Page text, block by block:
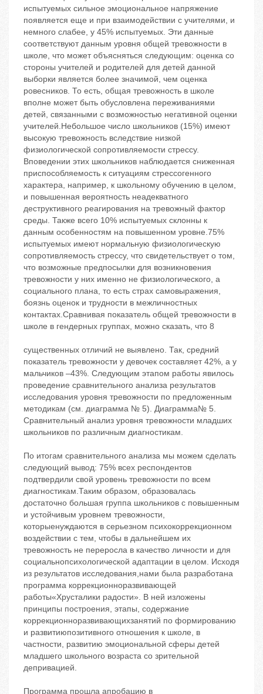
испытуемых сильное эмоциональное напряжение
появляется еще и при взаимодействии с учителями, и
немного слабее, у 45% испытуемых. Эти данные
соответствуют данным уровня общей тревожности в
школе, что может объясняться следующим: оценка со
стороны учителей и родителей для детей данной
выборки является более значимой, чем оценка
ровесников. То есть, общая тревожность в школе
вполне может быть обусловлена переживаниями
детей, связанными с возможностью негативной оценки
учителей.Небольшое число школьников (15%) имеют
высокую тревожность вследствие низкой
физиологической сопротивляемости стрессу.
Вповедении этих школьников наблюдается сниженная
приспособляемость к ситуациям стрессогенного
характера, например, к школьному обучению в целом,
и повышенная вероятность неадекватного
деструктивного реагирования на тревожный фактор
среды. Также всего 10% испытуемых склонны к
данным особенностям на повышенном уровне.75%
испытуемых имеют нормальную физиологическую
сопротивляемость стрессу, что свидетельствует о том,
что возможные предпосылки для возникновения
тревожности у них именно не физиологического, а
социального плана, то есть страх самовыражения,
боязнь оценок и трудности в межличностных
контактах.Сравнивая показатель общей тревожности в
школе в гендерных группах, можно сказать, что 8
существенных отличий не выявлено. Так, средний
показатель тревожности у девочек составляет 42%, а у
мальчиков –43%. Следующим этапом работы явилось
проведение сравнительного анализа результатов
исследования уровня тревожности по предложенным
методикам (см. диаграмма № 5). Диаграмма№ 5.
Сравнительный анализ уровня тревожности младших
школьников по различным диагностикам.
По итогам сравнительного анализа мы можем сделать
следующий вывод: 75% всех респондентов
подтвердили свой уровень тревожности по всем
диагностикам.Таким образом, образовалась
достаточно большая группа школьников с повышенным
и устойчивым уровнем тревожности,
которыенуждаются в серьезном психокоррекционном
воздействии с тем, чтобы в дальнейшем их
тревожность не переросла в качество личности и для
социальнопсихологической адаптации в целом. Исходя
из результатов исследования,нами была разработана
программа коррекционноразвивающей
работы«Хрусталики радости». В ней изложены
принципы построения, этапы, содержание
коррекционноразвивающихзанятий по формированию
и развитиюпозитивного отношения к школе, в
частности, развитию эмоциональной сферы детей
младшего школьного возраста со зрительной
депривацией.
Программа прошла апробацию в